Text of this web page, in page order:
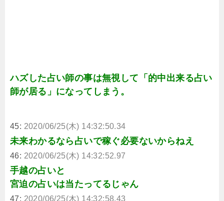
ハズした占い師の事は無視して「的中出来る占い
師が居る」になってしまう。
45: 2020/06/25(木) 14:32:50.34
未来わかるなら占いで稼ぐ必要ないからねえ
46: 2020/06/25(木) 14:32:52.97
手越の占いと
宮迫の占いは当たってるじゃん
47: 2020/06/25(木) 14:32:58.43